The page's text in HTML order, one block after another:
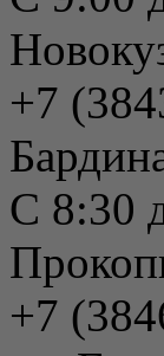
+7
С 8:30
+7